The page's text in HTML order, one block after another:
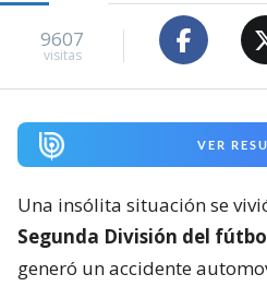
9607
visitas
VER
Una insólita situación se
Segunda División del
generó un accidente